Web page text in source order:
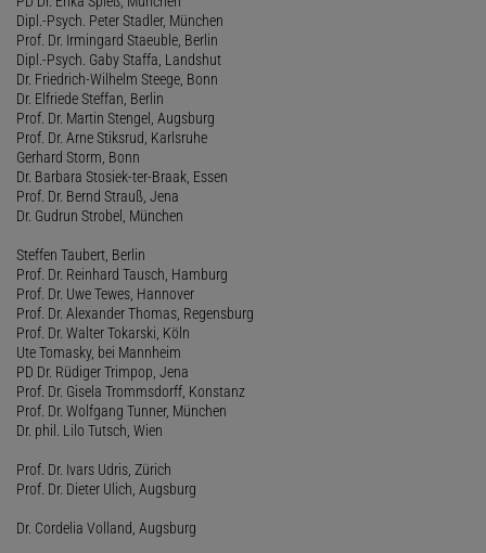
Dipl.-Psych. Peter Stadler, München
Prof. Dr. Irmingard Staeuble, Berlin
Dipl.-Psych. Gaby Staffa, Landshut
Dr. Friedrich-Wilhelm Steege, Bonn
Dr. Elfriede Steffan, Berlin
Prof. Dr. Martin Stengel, Augsburg
Prof. Dr. Arne Stiksrud, Karlsruhe
Gerhard Storm, Bonn
Dr. Barbara Stosiek-ter-Braak, Essen
Prof. Dr. Bernd Strauß, Jena
Dr. Gudrun Strobel, München
Steffen Taubert, Berlin
Prof. Dr. Reinhard Tausch, Hamburg
Prof. Dr. Uwe Tewes, Hannover
Prof. Dr. Alexander Thomas, Regensburg
Prof. Dr. Walter Tokarski, Köln
Ute Tomasky, bei Mannheim
PD Dr. Rüdiger Trimpop, Jena
Prof. Dr. Gisela Trommsdorff, Konstanz
Prof. Dr. Wolfgang Tunner, München
Dr. phil. Lilo Tutsch, Wien
Prof. Dr. Ivars Udris, Zürich
Prof. Dr. Dieter Ulich, Augsburg
Dr. Cordelia Volland, Augsburg